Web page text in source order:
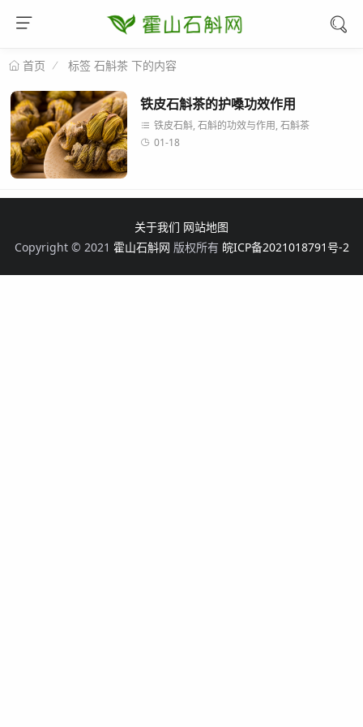
首页 标签 石斛茶 下的内容
铁皮石斛茶的护嗓功效作用
铁皮石斛, 石斛的功效与作用, 石斛茶
01-18
关于我们 网站地图
Copyright © 2021 霍山石斛网 版权所有 皖ICP备2021018791号-2